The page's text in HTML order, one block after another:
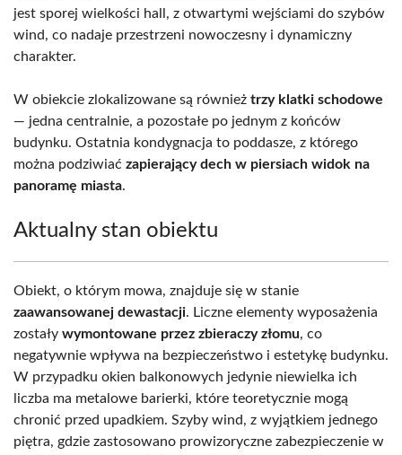
jest sporej wielkości hall, z otwartymi wejściami do szybów
wind, co nadaje przestrzeni nowoczesny i dynamiczny
charakter.
W obiekcie zlokalizowane są również trzy klatki schodowe
— jedna centralnie, a pozostałe po jednym z końców
budynku. Ostatnia kondygnacja to poddasze, z którego
można podziwiać zapierający dech w piersiach widok na
panoramę miasta.
Aktualny stan obiektu
Obiekt, o którym mowa, znajduje się w stanie
zaawansowanej dewastacji. Liczne elementy wyposażenia
zostały wymontowane przez zbieraczy złomu, co
negatywnie wpływa na bezpieczeństwo i estetykę budynku.
W przypadku okien balkonowych jedynie niewielka ich
liczba ma metalowe barierki, które teoretycznie mogą
chronić przed upadkiem. Szyby wind, z wyjątkiem jednego
piętra, gdzie zastosowano prowizoryczne zabezpieczenie w